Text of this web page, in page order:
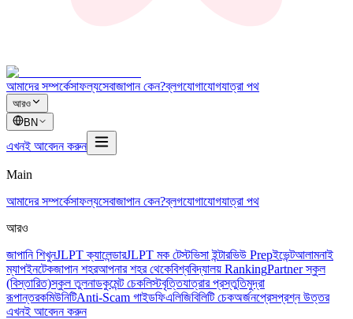
আমাদের সম্পর্কেসাফল্যসেবাজাপান কেন?ব্লগযোগাযোগযাত্রা পথ
আরও
BN
এখনই আবেদন করুন
Main
আমাদের সম্পর্কেসাফল্যসেবাজাপান কেন?ব্লগযোগাযোগযাত্রা পথ
আরও
জাপানি শিখুনJLPT ক্যালেন্ডারJLPT মক টেস্টভিসা ইন্টারভিউ Prepইভেন্টআলামনাই
ম্যাপইনটেকজাপান শহরআপনার শহর থেকেবিশ্ববিদ্যালয় RankingPartner স্কুল
(বিস্তারিত)স্কুল তুলনাডকুমেন্ট চেকলিস্টবৃত্তিযাত্রার প্রস্তুতিমুদ্রা
রূপান্তরকমিউনিটিAnti-Scam গাইডফিএলিজিবিলিটি চেকঅর্জনপ্রেসপ্রশ্ন উত্তর
এখনই আবেদন করুন